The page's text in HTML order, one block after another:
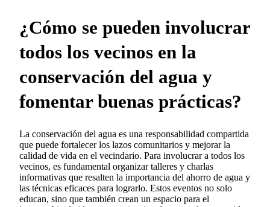
¿Cómo se pueden involucrar
todos los vecinos en la
conservación del agua y
fomentar buenas prácticas?
La conservación del agua es una responsabilidad compartida
que puede fortalecer los lazos comunitarios y mejorar la
calidad de vida en el vecindario. Para involucrar a todos los
vecinos, es fundamental organizar talleres y charlas
informativas que resalten la importancia del ahorro de agua y
las técnicas eficaces para lograrlo. Estos eventos no solo
educan, sino que también crean un espacio para el